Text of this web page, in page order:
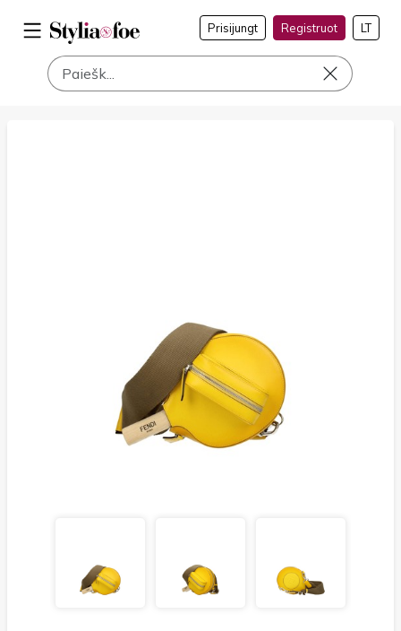
Prisijungt Registruot LT